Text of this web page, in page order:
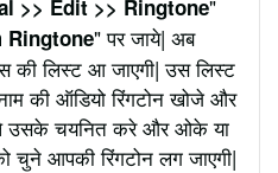
>> Edit >> Ringtone"
Ringtone" पर जाये| अब
की लिस्ट आ जाएगी| उस लिस्ट
की ऑडियो रिंगटोन खोजे और
उसके चयनित करे और ओके या
चुने आपकी रिंगटोन लग जाएगी|